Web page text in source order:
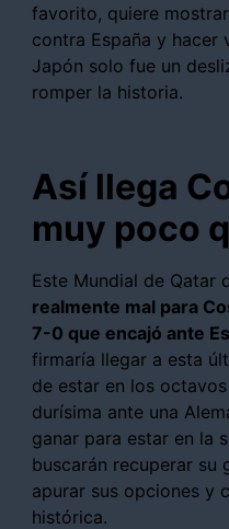
favorito, quiere
contra España y hacer
Japón solo fue un
romper la historia.
Así llega
muy poco
Este Mundial de Qatar
realmente mal para
7-0 que encajó ante
firmaría llegar a esta
de estar en los
durísima ante una
ganar para estar en la
buscarán recuperar su
apurar sus opciones y
histórica.